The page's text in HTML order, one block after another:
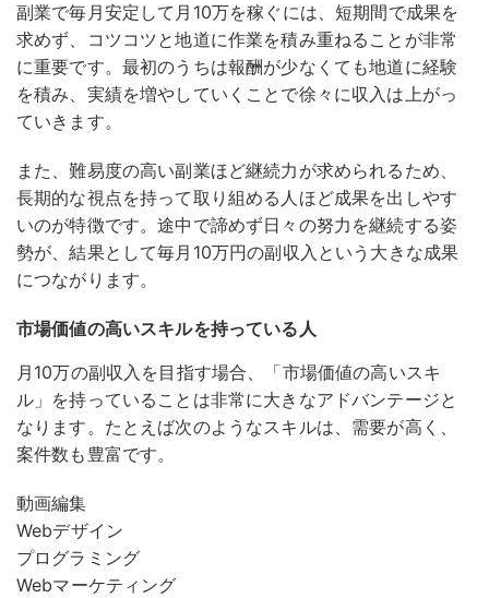
副業で毎月安定して月10万を稼ぐには、短期間で成果を
求めず、コツコツと地道に作業を積み重ねることが非常
に重要です。最初のうちは報酬が少なくても地道に経験
を積み、実績を増やしていくことで徐々に収入は上がっ
ていきます。
また、難易度の高い副業ほど継続力が求められるため、
長期的な視点を持って取り組める人ほど成果を出しやす
いのが特徴です。途中で諦めず日々の努力を継続する姿
勢が、結果として毎月10万円の副収入という大きな成果
につながります。
市場価値の高いスキルを持っている人
月10万の副収入を目指す場合、「市場価値の高いスキ
ル」を持っていることは非常に大きなアドバンテージと
なります。 たとえば次のようなスキルは、需要が高く、
案件数も豊富です。
動画編集
Webデザイン
プログラミング
Webマーケティング